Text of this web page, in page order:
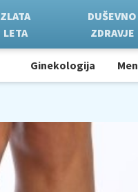
ZLATA
LETA
DUŠEVNO
ZDRAVJE
Ginekologija